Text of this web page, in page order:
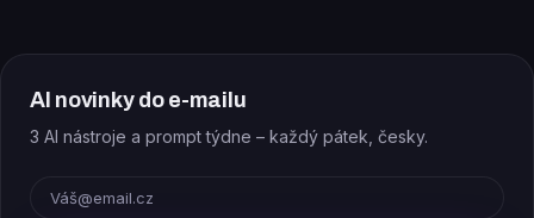
AI novinky do e-mailu
3 AI nástroje a prompt týdne – každý pátek, česky.